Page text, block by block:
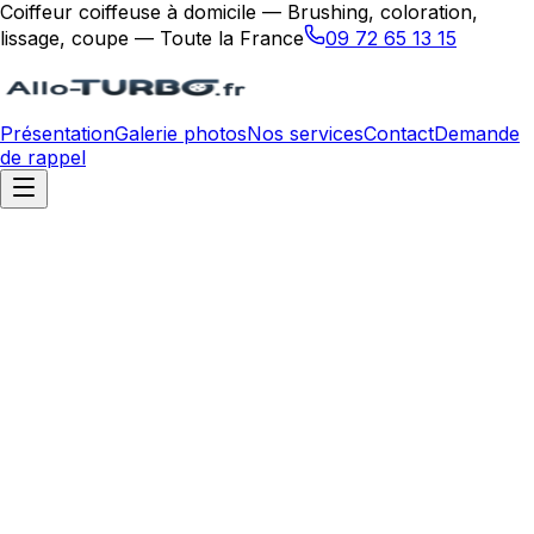
Coiffeur coiffeuse à domicile — Brushing, coloration,
lissage, coupe — Toute la France
09 72 65 13 15
PrésentationGalerie photosNos servicesContactDemande
de rappel